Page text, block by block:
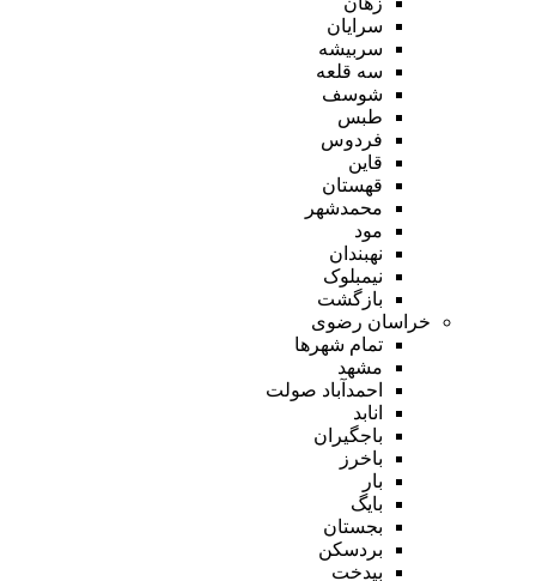
سرایان
سربیشه
سه قلعه
شوسف
طبس
فردوس
قاین
قهستان
محمدشهر
مود
نهبندان
نیمبلوک
بازگشت
خراسان رضوی
تمام شهر‌ها
مشهد
احمدآباد صولت
انابد
باجگیران
باخرز
بار
بایگ
بجستان
بردسکن
بیدخت